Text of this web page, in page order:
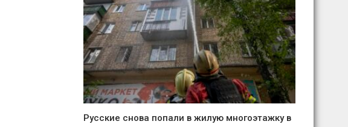
Русские снова попали в жилую многоэтажку в